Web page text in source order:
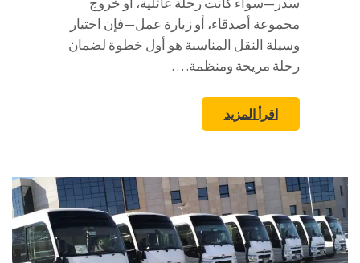
مجموعة أصدقاء، أو زيارة عمل—فإن اختيار
وسيلة النقل المناسبة هو أول خطوة لضمان
رحلة مريحة ومنظمة. …
اقرأ المزيد